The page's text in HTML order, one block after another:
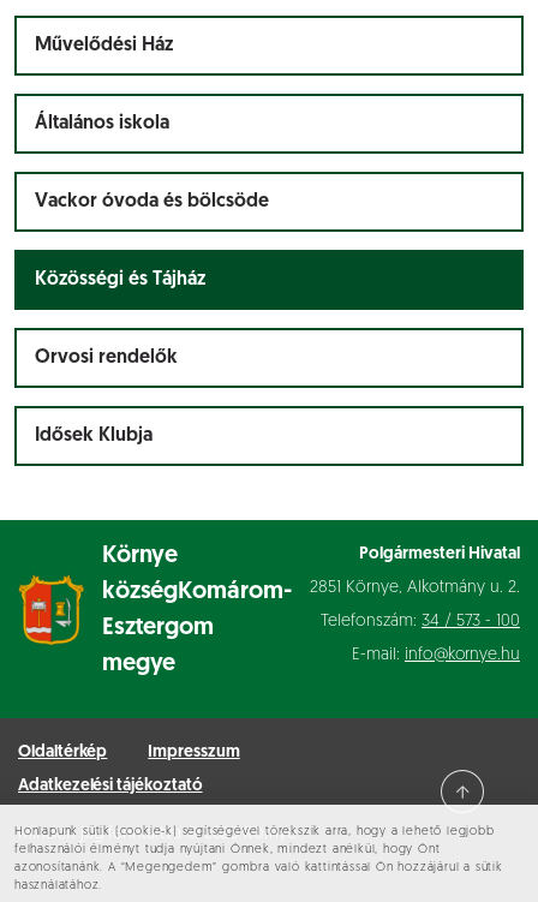
Honlapunk sütik (cookie-k) segítségével törekszik arra, hogy a lehető legjobb
felhasználói élményt tudja nyújtani Önnek, mindezt anélkül, hogy Önt
azonosítanánk. A “Megengedem” gombra való kattintással Ön hozzájárul a sütik
használatához.
Művelődési Ház
Általános iskola
Vackor óvoda és bölcsöde
Közösségi és Tájház
Orvosi rendelők
Idősek Klubja
Környe
községKomárom-
Esztergom
megye
Polgármesteri Hivatal
2851 Környe, Alkotmány u. 2.
Telefonszám: 34 / 573 - 100
E-mail: info@kornye.hu
Oldaltérkép
Impresszum
Adatkezelési tájékoztató
Minden jog fenntartva © 2026 Környe